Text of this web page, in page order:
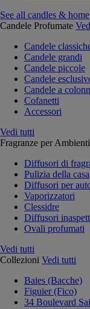
See all candles & home
Candele Profumate
Candele
Candele grandi
Candele piccole
Candele
Candele a
Cofanetti
Accessori
Vedi tutti
Fragranze per Ambienti
Diffusori di
Pulizia della casa
Diffusori per
Vaporizzatori
Clessidre
Diffusori
Ovali profumati
Vedi tutti
Collezioni Vedi tutti
Baies (Bacche)
Figuier (Fico)
34 Boulevard